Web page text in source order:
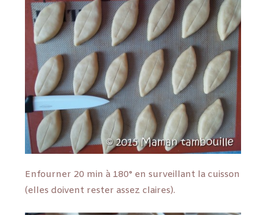
Enfourner 20 min à 180° en surveillant la cuisson
(elles doivent rester assez claires).